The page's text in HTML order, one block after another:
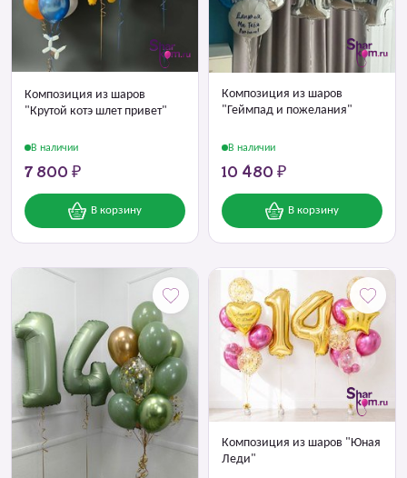
Композиция из шаров
"Крутой котэ шлет привет"
В наличии
7 800 ₽
В корзину
Композиция из шаров
"Геймпад и пожелания"
В наличии
10 480 ₽
В корзину
Композиция из шаров "Юная
Леди"